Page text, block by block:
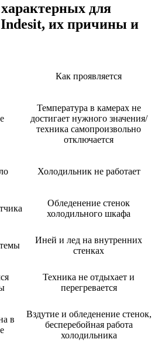
для
их причины и
Как проявляется
Температура в камерах не
достигает нужного значения/
техника самопроизвольно
отключается
Холодильник не работает
Обледенение стенок
холодильного шкафа
Иней и лед на внутренних
стенках
Техника не отдыхает и
перегревается
в
Вздутие и обледенение стенок,
бесперебойная работа
холодильника